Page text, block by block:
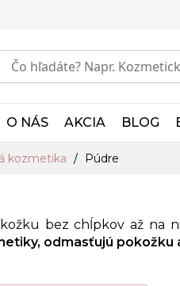
O NÁS AKCIA BLOG
kozmetika Púdre
bez chĺpkov až na
odmasťujú